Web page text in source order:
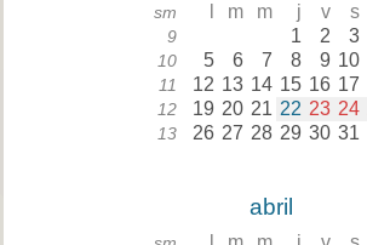
sm m m j v s
9 1 2 3
10 5 6 7 8 9 10
11 12 13 14 15 16 17
12 19 20 21 22 23 24
13 26 27 28 29 30 31
abril